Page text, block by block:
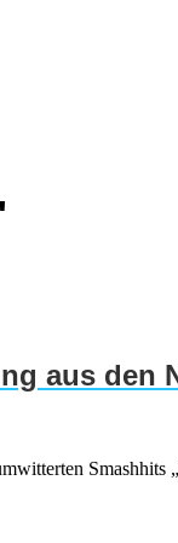
aus den